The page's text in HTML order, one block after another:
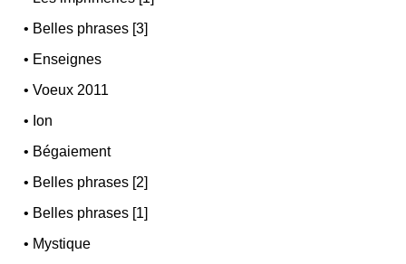
• Belles phrases [3]
• Enseignes
•Voeux 2011
• Ion
• Bégaiement
• Belles phrases [2]
• Belles phrases [1]
• Mystique